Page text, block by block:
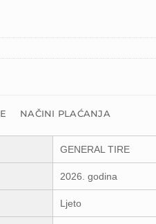
NAČINI PLAĆANJA
GENERAL TIRE
2026. godina
Ljeto